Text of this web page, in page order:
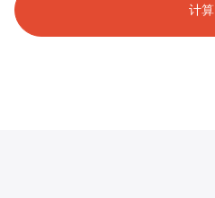
计算